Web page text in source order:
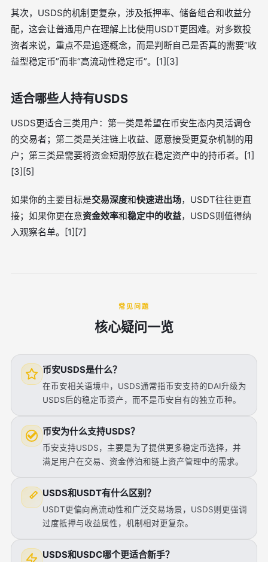
其次，USDS的机制更复杂，涉及抵押率、储备组合和收益分
配，这会让普通用户在理解上比使用USDT更困难。对多数投
资者来说，重点不是追逐概念，而是判断自己是否真的需要“收
益型稳定币”而非“高流动性稳定币”。[1][3]
适合哪些人持有USDS
USDS更适合三类用户：第一类是希望在币安生态内灵活调仓
的交易者；第二类是关注链上收益、愿意接受更复杂机制的用
户；第三类是需要将资金短期停放在稳定资产中的持币者。[1]
[3][5]
如果你的主要目标是交易深度和快速进出场，USDT往往更直
接；如果你更在意资金效率和稳定中的收益，USDS则值得纳
入观察名单。[1][7]
常见问题
核心疑问一览
币安USDS是什么？
在币安相关语境中，USDS通常指币安支持的DAI升级为
USDS后的稳定币资产，而不是币安自有的独立币种。
币安为什么支持USDS？
币安支持USDS，主要是为了提供更多稳定币选择，并
满足用户在交易、资金停泊和链上资产管理中的需求。
USDS和USDT有什么区别？
USDT更偏向高流动性和广泛交易场景，USDS则更强调
过度抵押与收益属性，机制相对更复杂。
USDS和USDC哪个更适合新手？